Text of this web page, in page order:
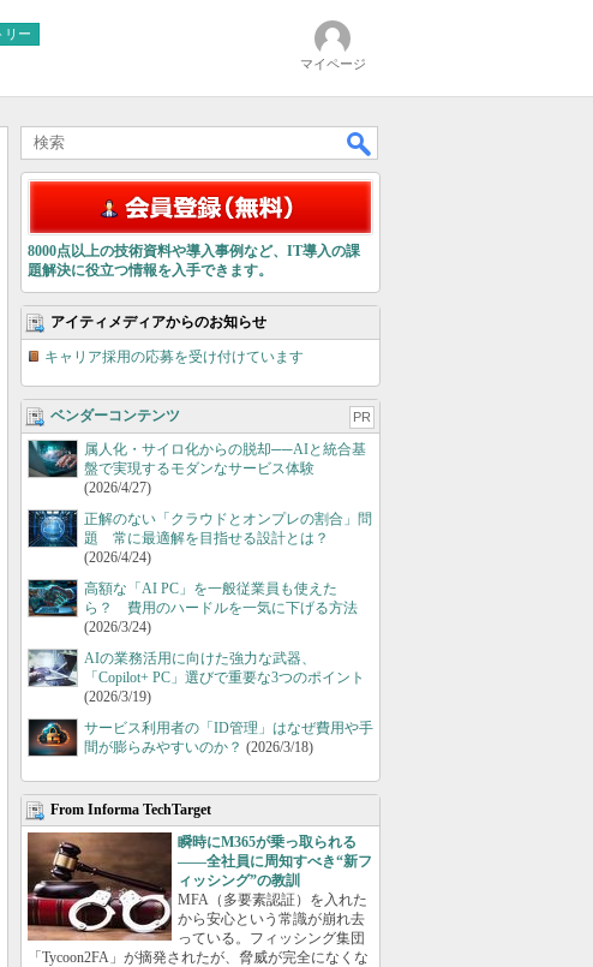
リー
マイページ
8000点以上の技術資料や導入事例など、IT導入の課
題解決に役立つ情報を入手できます。
アイティメディアからのお知らせ
キャリア採用の応募を受け付けています
ベンダーコンテンツ PR
属人化・サイロ化からの脱却──AIと統合基
盤で実現するモダンなサービス体験
(2026/4/27)
正解のない「クラウドとオンプレの割合」問
題 常に最適解を目指せる設計とは？
(2026/4/24)
高額な「AI PC」を一般従業員も使えた
ら？ 費用のハードルを一気に下げる方法
(2026/3/24)
AIの業務活用に向けた強力な武器、
「Copilot+ PC」選びで重要な3つのポイント
(2026/3/19)
サービス利用者の「ID管理」はなぜ費用や手
間が膨らみやすいのか？ (2026/3/18)
From Informa TechTarget
瞬時にM365が乗っ取られる
――全社員に周知すべき“新フ
ィッシング”の教訓
MFA（多要素認証）を入れた
から安心という常識が崩れ去
っている。フィッシング集団
「Tycoon2FA」が摘発されたが、脅威が完全になくな